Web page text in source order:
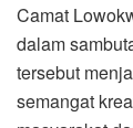
Camat
dalam
tersebut
semangat